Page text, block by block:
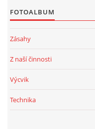
FOTOALBUM
Zásahy
Z naší činnosti
Výcvik
Technika